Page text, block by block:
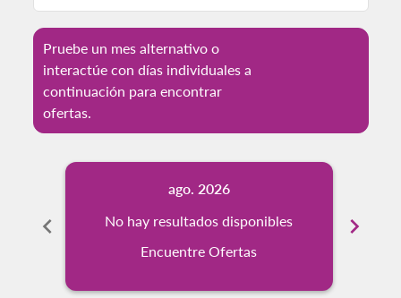
Pruebe un mes alternativo o
interactúe con días individuales a
continuación para encontrar
ofertas.
chevron_left
ago. 2026
No hay resultados disponibles
Encuentre Ofertas
chevron_right